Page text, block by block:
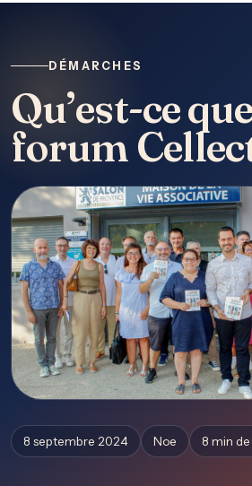
DÉMARCHES
Qu’est-ce
forum
8 septembre 2024 Noe 8 min